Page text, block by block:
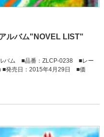
ルバム"NOVEL LIST"
バム ■品番：ZLCP-0238 ■レー
■発売日：2015年4月29日 ■価